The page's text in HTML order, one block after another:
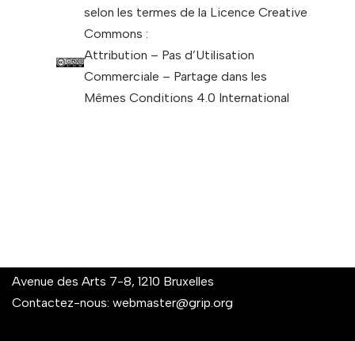
selon les termes de la Licence Creative
Commons :
Attribution – Pas d’Utilisation
Commerciale – Partage dans les
Mêmes Conditions 4.0 International
Avenue des Arts 7-8, 1210 Bruxelles
Contactez-nous: webmaster@grip.org